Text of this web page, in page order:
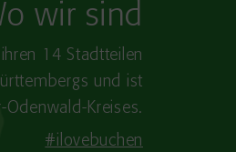
wir sind
14 Stadtteilen
und ist
Odenwald-Kreises.
#ilovebuchen